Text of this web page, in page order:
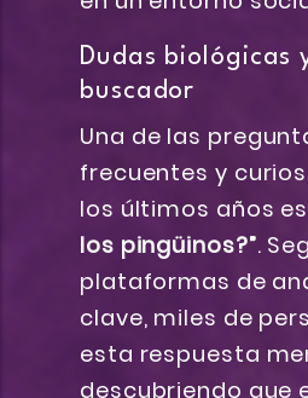
Dudas biológicas
buscador
Una de las
frecuentes y
los últimos años es
los pingüinos?”.
plataformas de
clave, miles de
esta respuesta
descubriendo que